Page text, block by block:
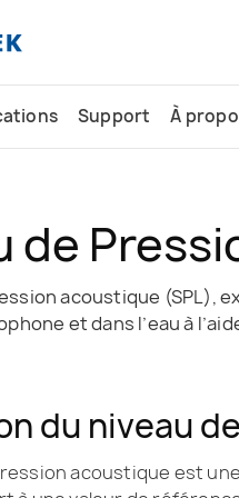
Support À
de
acoustique (SPL),
et dans l’eau à
du niveau
acoustique est